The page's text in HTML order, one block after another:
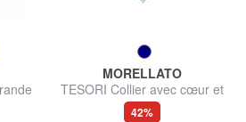
MORELLATO
TESORI Collier avec cœur et
zircons
42%